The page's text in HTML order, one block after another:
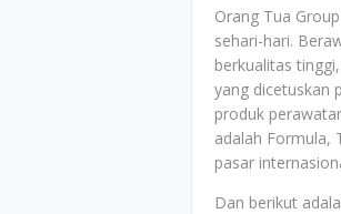
Orang Tua
sehari-hari.
berkualitas
yang dicetuskan
produk
adalah Formula,
pasar
Dan berikut